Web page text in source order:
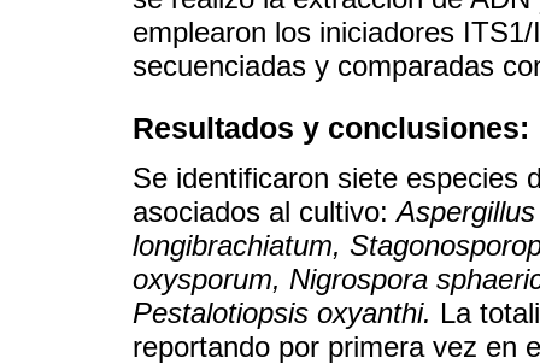
emplearon los iniciadores
secuenciadas y comparadas
Resultados y conclusiones:
Se identificaron siete especies
asociados al cultivo:
longibrachiatum,
oxysporum, Nigrospora
Pestalotiopsis oxyanthi. La
reportando por primera vez en